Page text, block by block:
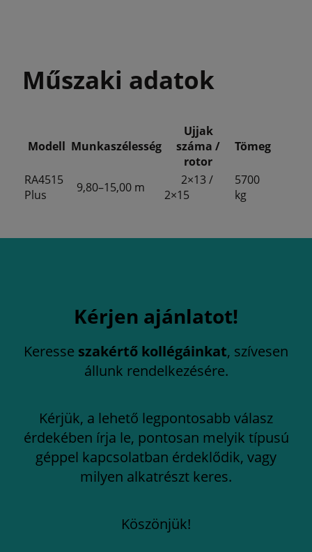
Műszaki adatok
Modell Munkaszélesség
Ujjak
száma /
rotor
Tömeg
RA4515
Plus
9,80–15,00 m
2×13 /
2×15
5700
kg
Kérjen ajánlatot!
Keresse szakértő kollégáinkat, szívesen
állunk rendelkezésére.
Kérjük, a lehető legpontosabb válasz
érdekében írja le, pontosan melyik típusú
géppel kapcsolatban érdeklődik, vagy
milyen alkatrészt keres.
Köszönjük!